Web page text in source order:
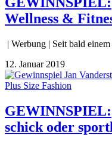
Wellness &
| Werbung | Seit bald
12. Januar 2019
Plus Size Fashion
GEWINNSPIEL:
schick oder